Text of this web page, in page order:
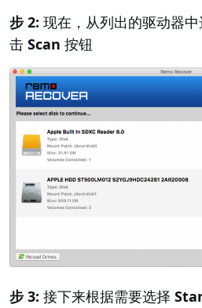
步 2: 现在，从列出的驱动器
击 Scan 按钮
步 3: 接下来根据需要选择